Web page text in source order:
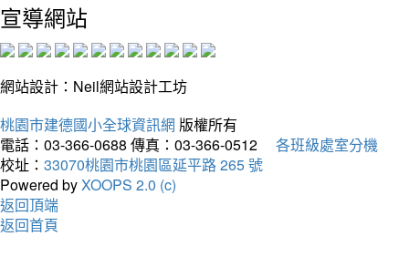
宣導網站
網站設計：Neil網站設計工坊
桃園市建德國小全球資訊網 版權所有
電話：03-366-0688 傳真：03-366-0512
各班級處室分機
校址： 33070桃園市桃園區延平路 265 號
Powered byXOOPS 2.0 (c)
返回頂端
返回首頁